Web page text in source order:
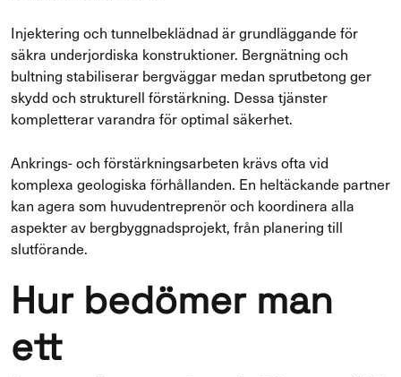
Injektering och tunnelbeklädnad är grundläggande för
säkra underjordiska konstruktioner. Bergnätning och
bultning stabiliserar bergväggar medan sprutbetong ger
skydd och strukturell förstärkning. Dessa tjänster
kompletterar varandra för optimal säkerhet.
Ankrings- och förstärkningsarbeten krävs ofta vid
komplexa geologiska förhållanden. En heltäckande partner
kan agera som huvudentreprenör och koordinera alla
aspekter av bergbyggnadsprojekt, från planering till
slutförande.
Hur bedömer man
ett